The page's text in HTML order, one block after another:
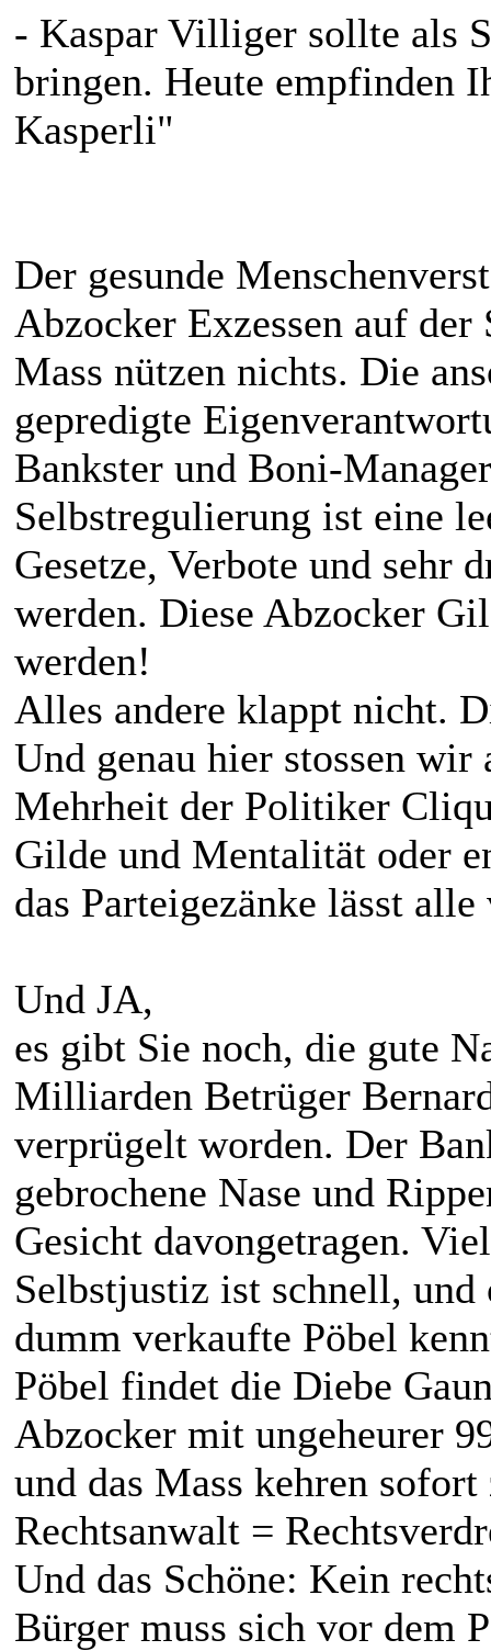
- Kaspar Villiger sollte als
bringen. Heute empfinden
Kasperli"
Der gesunde
Abzocker Exzessen auf
Mass nützen nichts. Die
gepredigte
Bankster und Boni-
Selbstregulierung ist eine
Gesetze, Verbote und sehr
werden. Diese Abzocker
werden!
Alles andere klappt nicht.
Und genau hier stossen
Mehrheit der Politiker
Gilde und Mentalität oder
das Parteigezänke lässt
Und JA,
es gibt Sie noch, die gute
Milliarden Betrüger
verprügelt worden. Der
gebrochene Nase und
Gesicht davongetragen.
Selbstjustiz ist schnell,
dumm verkaufte Pöbel
Pöbel findet die Diebe
Abzocker mit ungeheurer
und das Mass kehren
Rechtsanwalt =
Und das Schöne: Kein
Bürger muss sich vor dem